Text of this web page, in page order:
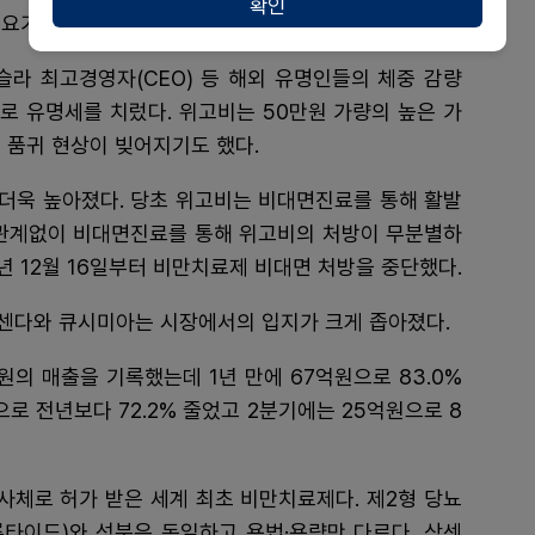
가 급증했다.
최고경영자(CEO) 등 해외 유명인들의 체중 감량
유명세를 치렀다. 위고비는 50만원 가량의 높은 가
귀 현상이 빚어지기도 했다.
욱 높아졌다. 당초 위고비는 비대면진료를 통해 활발
없이 비대면진료를 통해 위고비의 처방이 무분별하
12월 16일부터 비만치료제 비대면 처방을 중단했다.
와 큐시미아는 시장에서의 입지가 크게 좁아졌다.
의 매출을 기록했는데 1년 만에 67억원으로 83.0%
로 전년보다 72.2% 줄었고 2분기에는 25억원으로 8
로 허가 받은 세계 최초 비만치료제다. 제2형 당뇨